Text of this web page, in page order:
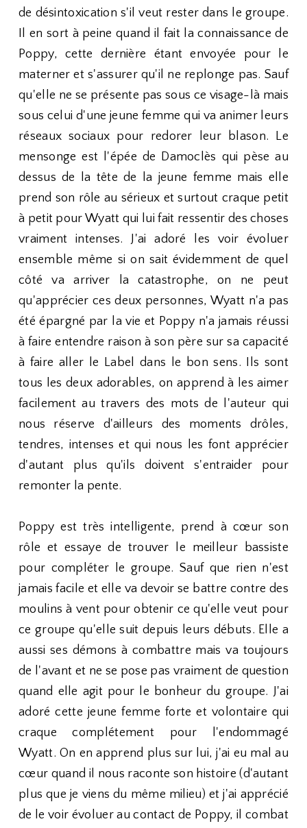
de désintoxication s'il veut rester dans le groupe.
Il en sort à peine quand il fait la connaissance de
Poppy, cette dernière étant envoyée pour le
materner et s'assurer qu'il ne replonge pas. Sauf
qu'elle ne se présente pas sous ce visage-là mais
sous celui d'une jeune femme qui va animer leurs
réseaux sociaux pour redorer leur blason. Le
mensonge est l'épée de Damoclès qui pèse au
dessus de la tête de la jeune femme mais elle
prend son rôle au sérieux et surtout craque petit
à petit pour Wyatt qui lui fait ressentir des choses
vraiment intenses. J'ai adoré les voir évoluer
ensemble même si on sait évidemment de quel
côté va arriver la catastrophe, on ne peut
qu'apprécier ces deux personnes, Wyatt n'a pas
été épargné par la vie et Poppy n'a jamais réussi
à faire entendre raison à son père sur sa capacité
à faire aller le Label dans le bon sens. Ils sont
tous les deux adorables, on apprend à les aimer
facilement au travers des mots de l'auteur qui
nous réserve d'ailleurs des moments drôles,
tendres, intenses et qui nous les font apprécier
d'autant plus qu'ils doivent s'entraider pour
remonter la pente.
Poppy est très intelligente, prend à cœur son
rôle et essaye de trouver le meilleur bassiste
pour compléter le groupe. Sauf que rien n'est
jamais facile et elle va devoir se battre contre des
moulins à vent pour obtenir ce qu'elle veut pour
ce groupe qu'elle suit depuis leurs débuts. Elle a
aussi ses démons à combattre mais va toujours
de l'avant et ne se pose pas vraiment de question
quand elle agit pour le bonheur du groupe. J'ai
adoré cette jeune femme forte et volontaire qui
craque complétement pour l'endommagé
Wyatt. On en apprend plus sur lui, j'ai eu mal au
cœur quand il nous raconte son histoire (d'autant
plus que je viens du même milieu) et j'ai apprécié
de le voir évoluer au contact de Poppy, il combat